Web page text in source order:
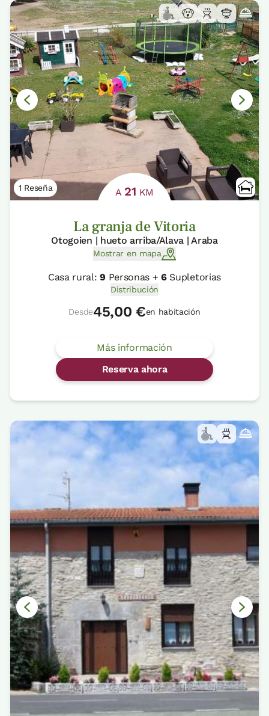
1 Reseña A 21 KM
La granja de Vitoria
Otogoien | hueto arriba/Alava | Araba
Mostrar en mapa
Casa rural:9 Personas +6Supletorias
Distribución
Desde45,00 €en habitación
Más información
Reserva ahora